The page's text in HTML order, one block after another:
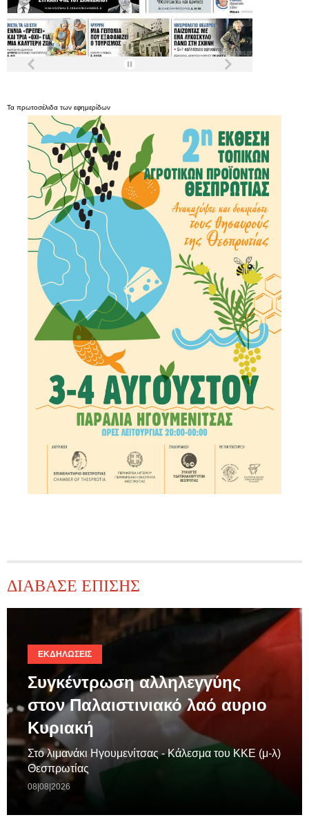
Τα πρωτοσέλιδα των εφημερίδων
ΔΙΑΒΑΣΕ ΕΠΙΣΗΣ
ΕΚΔΗΛΏΣΕΙΣ
Συγκέντρωση αλληλεγγύης
στον Παλαιστινιακό λαό αυριο
Κυριακή
Στο λιμανάκι Ηγουμενίτσας - Κάλεσμα του ΚΚΕ (μ-λ)
Θεσπρωτίας
08|08|2026